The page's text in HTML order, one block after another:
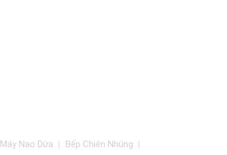
Máy Nạo Dừa
Bếp Chiên Nhúng